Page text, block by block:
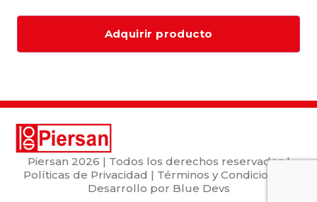
Adquirir producto
Piersan 2026 | Todos los derechos reservados |
Políticas de Privacidad | Términos y Condiciones
Desarrollo por Blue Devs